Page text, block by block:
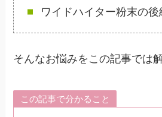
ワイドハイター粉末の後
そんなお悩みをこの記事では
この記事で分かること